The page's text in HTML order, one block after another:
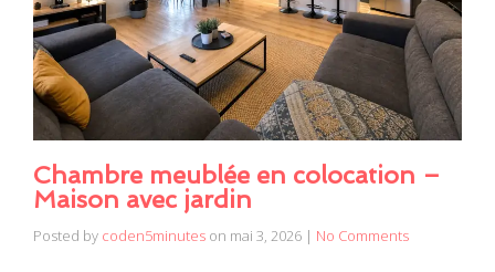
Chambre meublée en colocation –
Maison avec jardin
Posted by coden5minutes on mai 3, 2026 | No Comments